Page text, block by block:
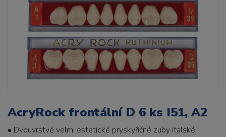
AcryRock frontální D 6 ks I51, A2
• Dvouvrstvé velmi estetické pryskyřičné zuby italské